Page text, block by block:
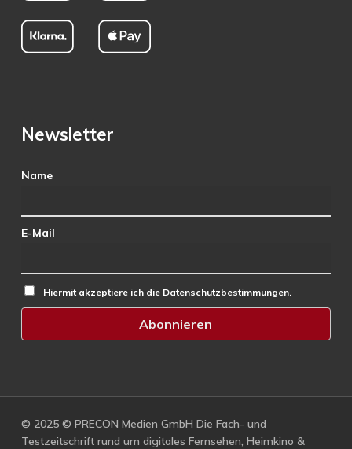
Newsletter
Name
E-Mail
Hiermit akzeptiere ich die Datenschutzbestimmungen.
© 2025 © PRECON Medien GmbH Die Fach- und
Testzeitschrift rund um digitales Fernsehen, Heimkino &